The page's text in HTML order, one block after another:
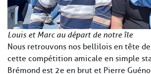
Louis et Marc au départ de notre île
Nous retrouvons nos bellilois en tête
cette compétition amicale en simple
Brémond est 2e en brut et Pierre